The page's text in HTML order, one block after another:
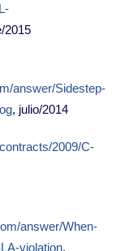
2015
answer/Sidestep-
, julio/2014
2009/C-
answer/When-
violation,